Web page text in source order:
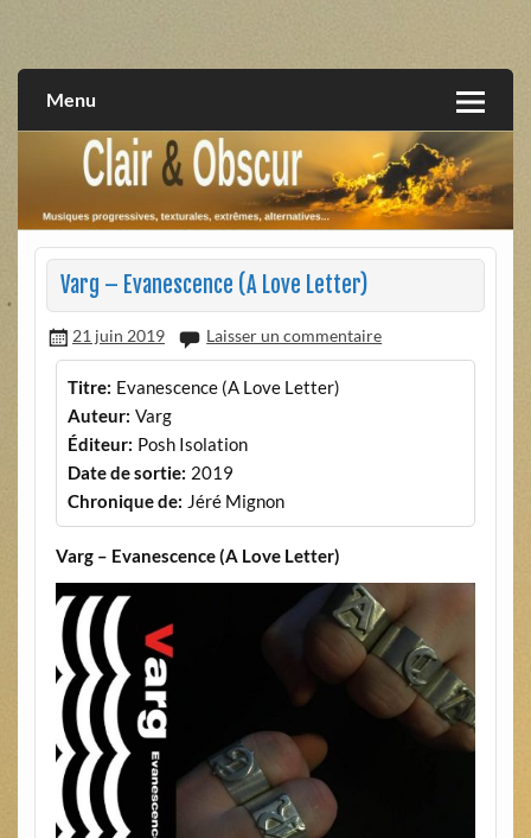
extrêmes, alternatives, texturales
Menu
Varg – Evanescence (A Love Letter)
21 juin 2019 Laisser un commentaire
Titre: Evanescence (A Love Letter)
Auteur: Varg
Éditeur: Posh Isolation
Date de sortie: 2019
Chronique de: Jéré Mignon
Varg – Evanescence (A Love Letter)